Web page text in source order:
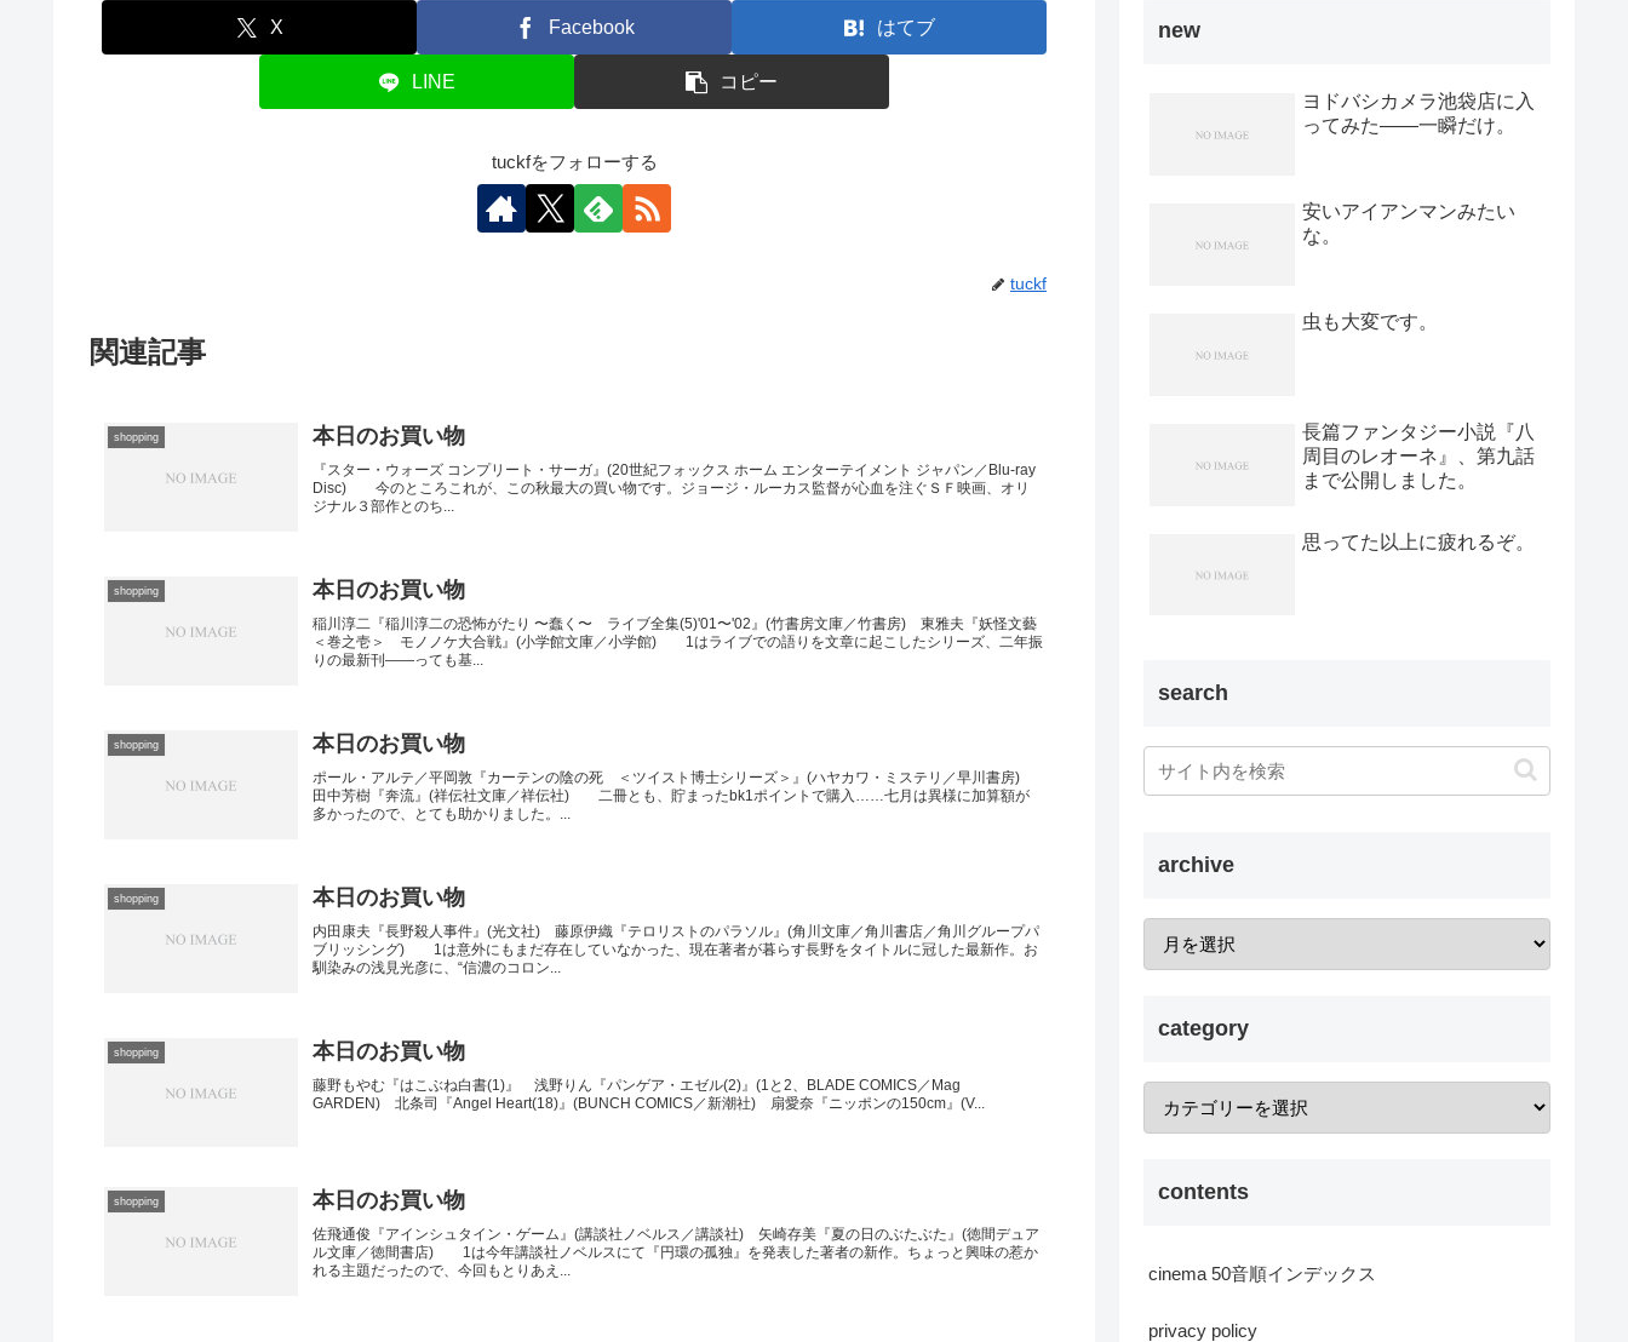
X Facebook はてブ
LINE コピー
tuckfをフォローする
tuckf
関連記事
shopping 本日のお買い物
『スター・ウォーズ コンプリート・サーガ』(20世紀フォックス ホーム エンターテイメント ジャパン／Blu-ray
Disc) 今のところこれが、この秋最大の買い物です。ジョージ・ルーカス監督が心血を注ぐＳＦ映画、オリ
ジナル３部作とのち...
shopping 本日のお買い物
稲川淳二『稲川淳二の恐怖がたり 〜蠢く〜 ライブ全集(5)'01〜'02』(竹書房文庫／竹書房) 東雅夫『妖怪文藝
＜巻之壱＞ モノノケ大合戦』(小学館文庫／小学館) 1はライブでの語りを文章に起こしたシリーズ、二年振
りの最新刊――っても基...
shopping 本日のお買い物
ポール・アルテ／平岡敦『カーテンの陰の死 ＜ツイスト博士シリーズ＞』(ハヤカワ・ミステリ／早川書房)
田中芳樹『奔流』(祥伝社文庫／祥伝社) 二冊とも、貯まったbk1ポイントで購入……七月は異様に加算額が
多かったので、とても助かりました。...
shopping 本日のお買い物
内田康夫『長野殺人事件』(光文社) 藤原伊織『テロリストのパラソル』(角川文庫／角川書店／角川グループパ
ブリッシング) 1は意外にもまだ存在していなかった、現在著者が暮らす長野をタイトルに冠した最新作。お
馴染みの浅見光彦に、“信濃のコロン...
shopping 本日のお買い物
藤野もやむ『はこぶね白書(1)』 浅野りん『パンゲア・エゼル(2)』(1と2、BLADE COMICS／Mag
GARDEN) 北条司『Angel Heart(18)』(BUNCH COMICS／新潮社) 扇愛奈『ニッポンの150cm』(V...
shopping 本日のお買い物
佐飛通俊『アインシュタイン・ゲーム』(講談社ノベルス／講談社) 矢崎存美『夏の日のぶたぶた』(徳間デュア
ル文庫／徳間書店) 1は今年講談社ノベルスにて『円環の孤独』を発表した著者の新作。ちょっと興味の惹か
れる主題だったので、今回もとりあえ...
new
ヨドバシカメラ池袋店に入
ってみた――一瞬だけ。
安いアイアンマンみたい
な。
虫も大変です。
長篇ファンタジー小説『八
周目のレオーネ』、第九話
まで公開しました。
思ってた以上に疲れるぞ。
search
archive
category
contents
cinema 50音順インデックス
privacy policy